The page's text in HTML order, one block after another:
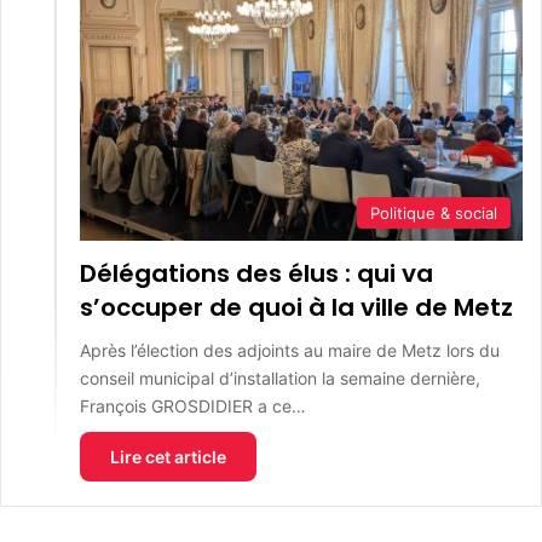
Politique & social
Délégations des élus : qui va
s’occuper de quoi à la ville de Metz
Après l’élection des adjoints au maire de Metz lors du
conseil municipal d’installation la semaine dernière,
François GROSDIDIER a ce…
Lire cet article